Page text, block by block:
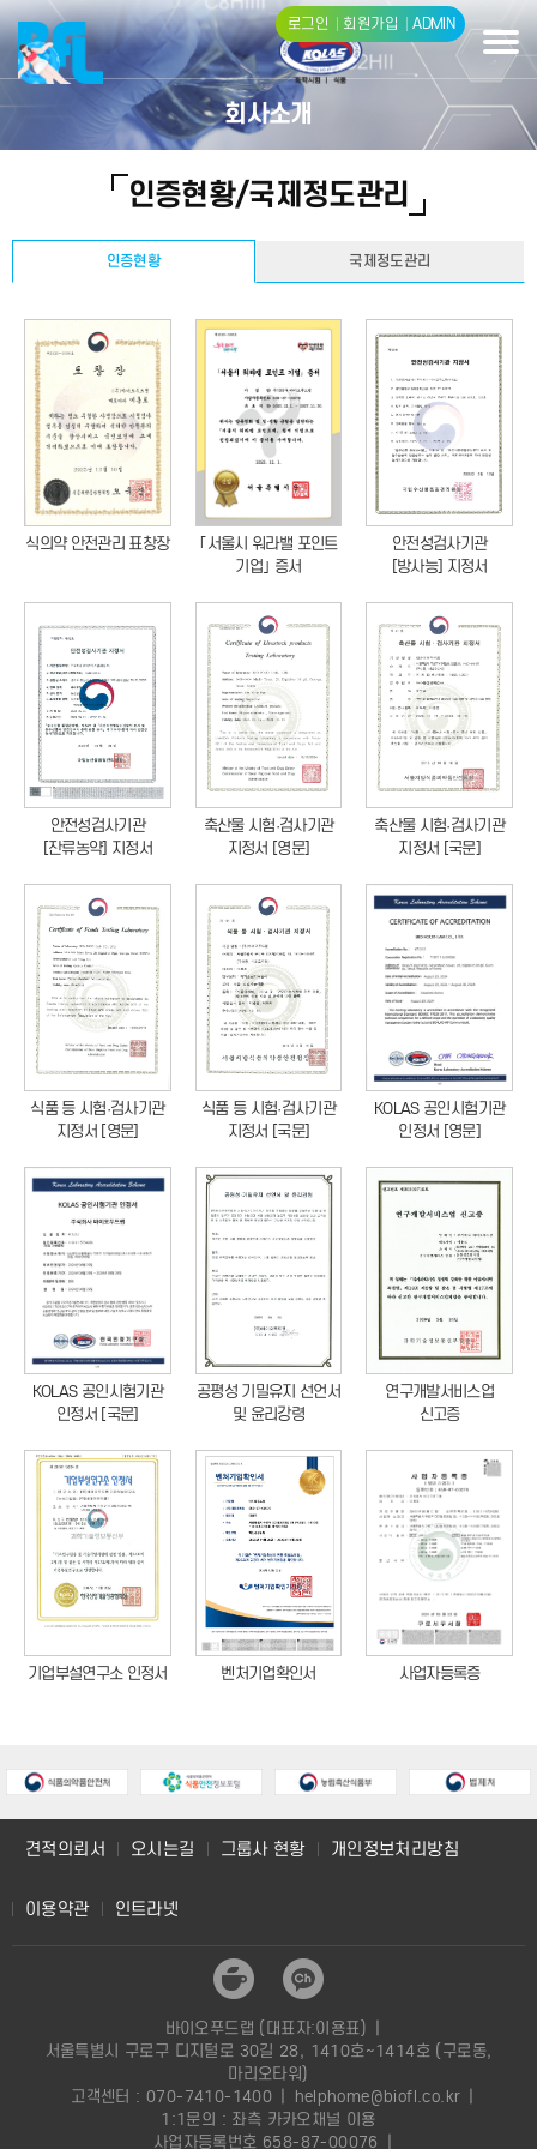
로그인 회원가입 ADMIN
회사소개
인증현황/국제정도관리
인증현황 국제정도관리
식의약 안전관리 표창장
｢서울시 워라밸 포인트
기업｣ 증서
안전성검사기관
[방사능] 지정서
안전성검사기관
[잔류농약] 지정서
축산물 시험·검사기관
지정서 [영문]
축산물 시험·검사기관
지정서 [국문]
식품 등 시험·검사기관
지정서 [영문]
식품 등 시험·검사기관
지정서 [국문]
KOLAS 공인시험기관
인정서 [영문]
KOLAS 공인시험기관
인정서 [국문]
공평성 기밀유지 선언서
및 윤리강령
연구개발서비스업
신고증
기업부설연구소 인정서 벤처기업확인서 사업자등록증
견적의뢰서 오시는길 그룹사 현황 개인정보처리방침
이용약관 인트라넷
바이오푸드랩 (대표자:이용표)
서울특별시 구로구 디지털로 30길 28, 1410호~1414호 (구로동,
마리오타워)
고객센터 : 070-7410-1400
helphome@biofl.co.kr
1:1문의 : 좌측 카카오채널 이용
사업자등록번호 658-87-00076